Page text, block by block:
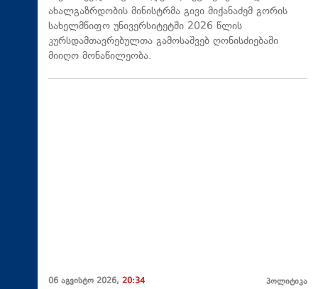
ახალგაზრდობის მინისტრმა გივი მიქანაძემ გორის
სახელმწიფო უნივერსიტეტში 2026 წლის
კურსდამთავრებულთა გამოსაშვებ ღონისძიებაში
მიიღო მონაწილეობა.
06 აგვისტო 2026, 20:34 პოლიტიკა